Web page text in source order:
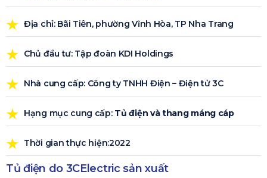
Địa chỉ: Bãi Tiên, phường Vĩnh Hòa, TP Nha Trang
Chủ đầu tư: Tập đoàn KDI Holdings
Nhà cung cấp: Công ty TNHH Điện – Điện tử 3C
Hạng mục cung cấp:Tủ điện và thang máng cáp
Thời gian thực hiện:2022
Tủ điện do 3CElectric sản xuất